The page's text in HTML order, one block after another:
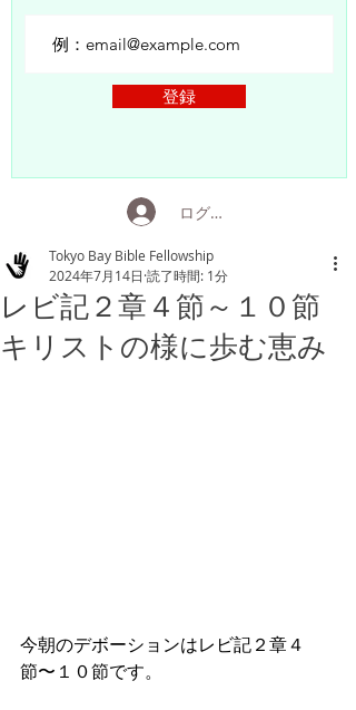
登録
ログイン
レビ記２章４節～１０節
キリストの様に歩む恵み
Tokyo Bay Bible Fellowship
2024年7月14日 読了時間: 1分
今朝のデボーションはレビ記２章４
節〜１０節です。